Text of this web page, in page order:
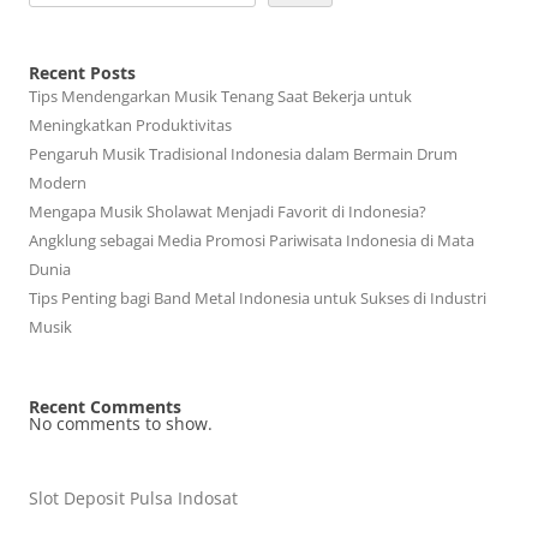
Recent Posts
Tips Mendengarkan Musik Tenang Saat Bekerja untuk
Meningkatkan Produktivitas
Pengaruh Musik Tradisional Indonesia dalam Bermain Drum
Modern
Mengapa Musik Sholawat Menjadi Favorit di Indonesia?
Angklung sebagai Media Promosi Pariwisata Indonesia di Mata
Dunia
Tips Penting bagi Band Metal Indonesia untuk Sukses di Industri
Musik
Recent Comments
No comments to show.
Slot Deposit Pulsa Indosat